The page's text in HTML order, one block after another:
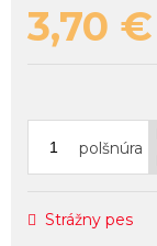
3,70 €
polšnúra
Strážny pes